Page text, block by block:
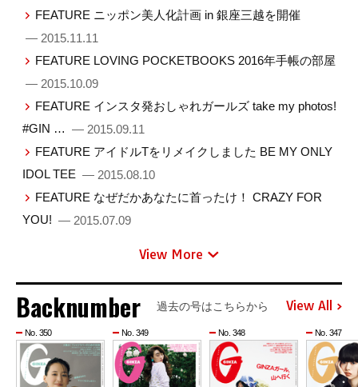
FEATURE ニッポン美人化計画 in 銀座三越を開催
— 2015.11.11
FEATURE LOVING POCKETBOOKS 2016年手帳の部屋
— 2015.10.09
FEATURE インスタ発おしゃれガールズ take my photos!
#GIN … — 2015.09.11
FEATURE アイドルTをリメイクしました BE MY ONLY
IDOL TEE — 2015.08.10
FEATURE なぜだかあなたに首ったけ！ CRAZY FOR
YOU! — 2015.07.09
View More
Backnumber 過去の号はこちらから View All
No. 350 No. 349 No. 348 No. 347